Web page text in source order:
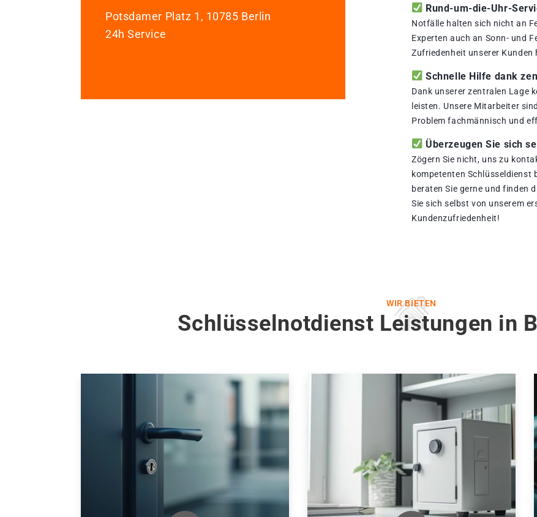
Potsdamer Platz 1, 10785 Berlin
24h Service
Rund-um-die-Uhr-
Notfälle halten sich nicht an
Experten auch an Sonn- und
Zufriedenheit unserer
Schnelle Hilfe dank
Dank unserer zentralen Lage
leisten. Unsere Mitarbeiter
Problem fachmännisch und
Überzeugen Sie sich
Zögern Sie nicht, uns zu
kompetenten Schlüsseldienst
beraten Sie gerne und finden
Sie sich selbst von unserem
Kundenzufriedenheit!
WIR BIETEN
Schlüsselnotdienst Leistungen in